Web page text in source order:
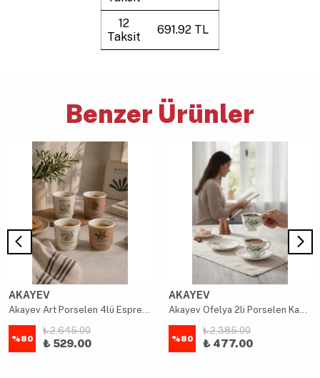
12
Taksit
691.92 TL
Benzer Ürünler
AKAYEV
Akayev Art Porselen 4lü Espresso Bardağı
%80
₺ 2,645.00
₺ 529.00
AKAYEV
Akayev Ofelya 2li Porselen Kahve Fincan Seti Yeşil
%80
₺ 2,385.00
₺ 477.00